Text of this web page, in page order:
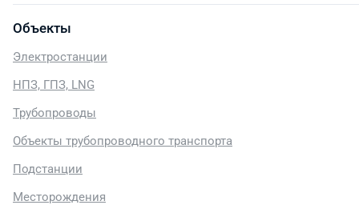
Объекты
Электростанции
НПЗ, ГПЗ, LNG
Трубопроводы
Объекты трубопроводного транспорта
Подстанции
Месторождения